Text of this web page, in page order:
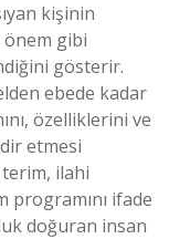
kişinin
gibi
gösterir.
ebede kadar
özelliklerini ve
etmesi
ilahi
programını ifade
doğuran insan